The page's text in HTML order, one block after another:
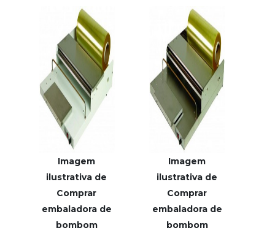
competência e excelência em uma área
de atuação. A Vitta Reatores foca seus
esforços em pr...
Imagem
ilustrativa de
Comprar
embaladora de
bombom
Imagem
ilustrativa de
Comprar
embaladora de
bombom